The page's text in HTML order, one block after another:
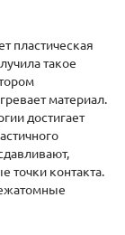
пластическая
такое
материал.
достигает
точки контакта.